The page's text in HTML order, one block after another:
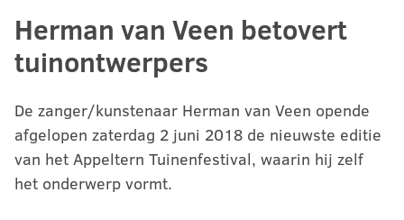
Herman van Veen betovert
tuinontwerpers
De zanger/kunstenaar Herman van Veen opende
afgelopen zaterdag 2 juni 2018 de nieuwste editie
van het Appeltern Tuinenfestival, waarin hij zelf
het onderwerp vormt.